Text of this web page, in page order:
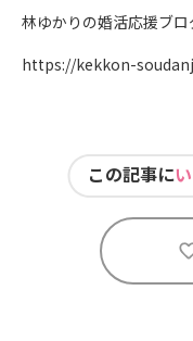
林ゆかりの婚活応援ブロ
https://kekkon-
この記事に